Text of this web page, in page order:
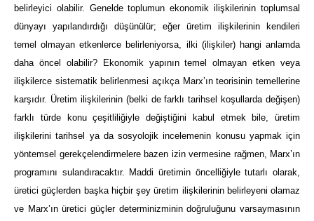
belirleyici olabilir. Genelde toplumun ekonomik ilişkilerinin toplumsal
dünyayı yapılandırdığı düşünülür; eğer üretim ilişkilerinin kendileri
temel olmayan etkenlerce belirleniyorsa, ilki (ilişkiler) hangi anlamda
daha öncel olabilir? Ekonomik yapının temel olmayan etken veya
ilişkilerce sistematik belirlenmesi açıkça Marx’ın teorisinin temellerine
karşıdır. Üretim ilişkilerinin (belki de farklı tarihsel koşullarda değişen)
farklı türde konu çeşitliliğiyle değiştiğini kabul etmek bile, üretim
ilişkilerini tarihsel ya da sosyolojik incelemenin konusu yapmak için
yöntemsel gerekçelendirmelere bazen izin vermesine rağmen, Marx’ın
programını sulandıracaktır. Maddi üretimin öncelliğiyle tutarlı olarak,
üretici güçlerden başka hiçbir şey üretim ilişkilerinin belirleyeni olamaz
ve Marx’ın üretici güçler determinizminin doğruluğunu varsaymasının